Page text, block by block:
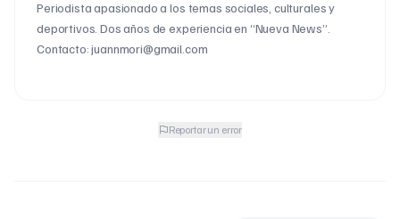
Periodista apasionado a los temas sociales, culturales y
deportivos. Dos años de experiencia en “Nueva News”.
Contacto: juannmori@gmail.com
Reportar un error